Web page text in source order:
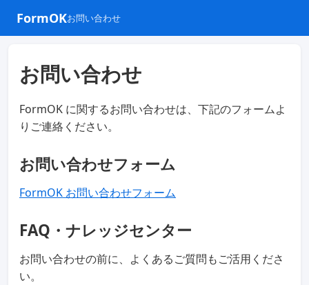
FormOKお問い合わせ
お問い合わせ
FormOK に関するお問い合わせは、下記のフォームよ
りご連絡ください。
お問い合わせフォーム
FormOK お問い合わせフォーム
FAQ・ナレッジセンター
お問い合わせの前に、よくあるご質問もご活用くださ
い。